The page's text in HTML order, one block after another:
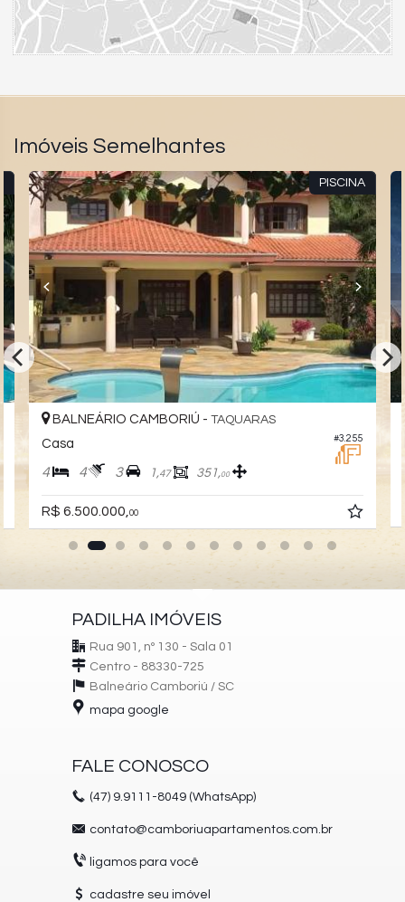
Imóveis Semelhantes
PISCINA
#3.255
BALNEÁRIO CAMBORIÚ - TAQUARAS
Casa
4 4 3 1,47 351,00
R$ 6.500.000, 00
PADILHA IMÓVEIS
Rua 901, nº 130 - Sala 01
Centro - 88330-725
Balneário Camboriú / SC
mapa google
FALE CONOSCO
(47) 9.9111-8049 (WhatsApp)
contato@camboriuapartamentos.com.br
ligamos para você
cadastre seu imóvel